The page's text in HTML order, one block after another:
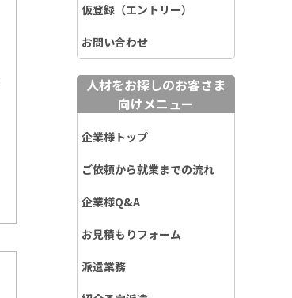
仮登録（エントリー）
お問い合わせ
人材をお探しのお客さま
向けメニュー
企業様トップ
ご依頼から就業までの流れ
企業様Q&A
お見積もりフォーム
派遣業務